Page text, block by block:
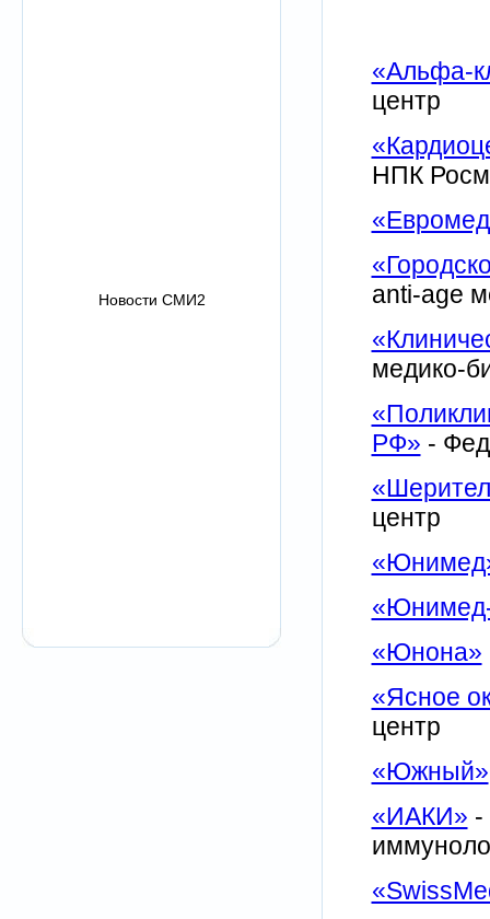
Новости СМИ2
«Альфа-
центр
НПК
anti-age
медико-
РФ» -
центр
«Юнона»
«Ясное
центр
«Южный»
«ИАКИ» -